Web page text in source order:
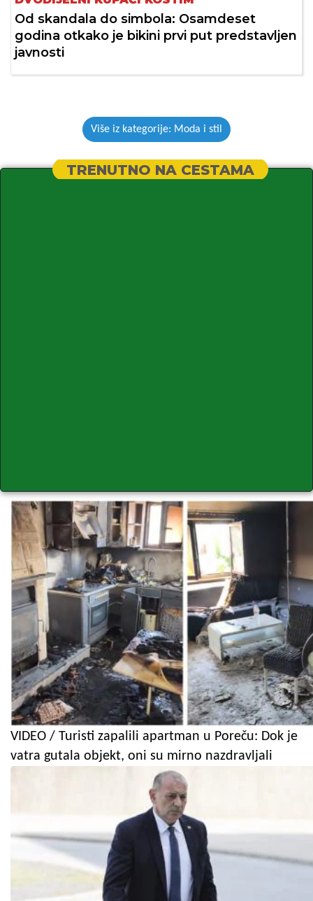
Od skandala do simbola: Osamdeset
godina otkako je bikini prvi put predstavljen
javnosti
Više iz kategorije: Moda i stil
TRENUTNO NA CESTAMA
VIDEO / Turisti zapalili apartman u Poreču: Dok je
vatra gutala objekt, oni su mirno nazdravljali